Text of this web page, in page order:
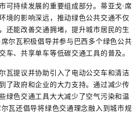
可持续发展的重要组成部分。蒂亚戈·席
境的影响深远，推动绿色公共交通不仅
还能改善交通拥堵，提升城市居民的生
尔瓦积极倡导并参与巴西多个绿色公共
车、共享单车等低碳交通工具的普及。
瓦提议并协助引入了电动公交车和清洁
了政府和企业的大力支持。通过减少传
绿色交通工具大大减少了空气污染和温
瓦还倡导将绿色交通理念融入到城市规